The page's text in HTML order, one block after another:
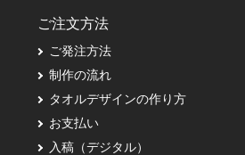
ご注文方法
ご発注方法
制作の流れ
タオルデザインの作り方
お支払い
入稿（デジタル）